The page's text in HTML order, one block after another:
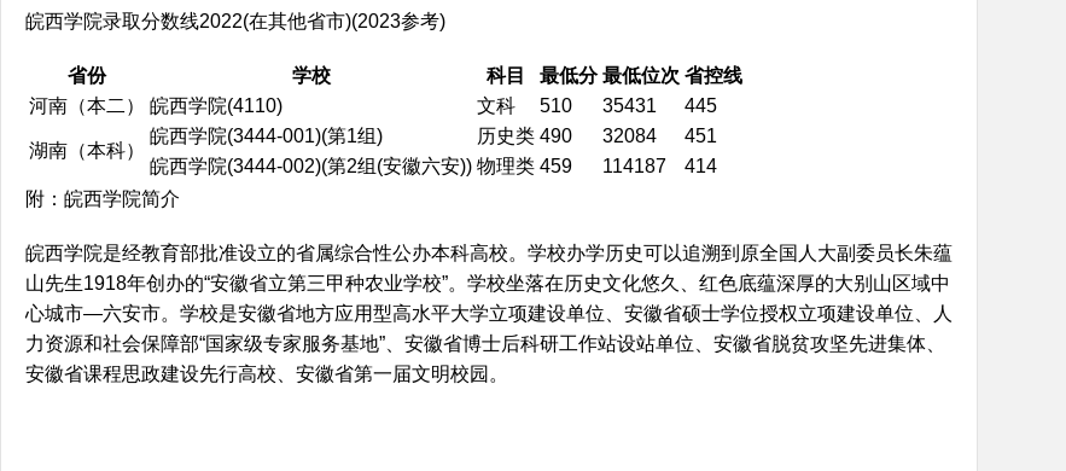
皖西学院录取分数线2022(在其他省市)(2023参考)
省份 学校 科目 最低分 最低位次 省控线
河南（本二）
皖西学院(4110) 文科 510 35431 445
湖南（本科）
皖西学院(3444-001)(第1组) 历史类 490 32084
451
皖西学院(3444-002)(第2组(安徽六安)) 物理类 459 114187
414
附：皖西学院简介
皖西学院是经教育部批准设立的省属综合性公办本科高校。学校办学历史可以追溯到原全国人大副委员长朱蕴
山先生1918年创办的“安徽省立第三甲种农业学校”。学校坐落在历史文化悠久、红色底蕴深厚的大别山区域中
心城市—六安市。学校是安徽省地方应用型高水平大学立项建设单位、安徽省硕士学位授权立项建设单位、人
力资源和社会保障部“国家级专家服务基地”、安徽省博士后科研工作站设站单位、安徽省脱贫攻坚先进集体、
安徽省课程思政建设先行高校、安徽省第一届文明校园。